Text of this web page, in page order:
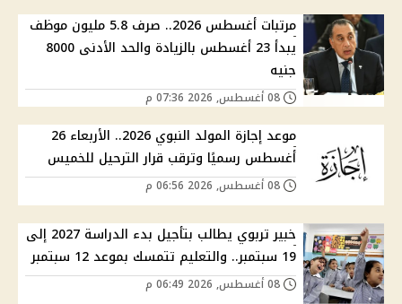
مرتبات أغسطس 2026.. صرف 5.8 مليون موظف
يبدأ 23 أغسطس بالزيادة والحد الأدنى 8000
جنيه
موعد إجازة المولد النبوي 2026.. الأربعاء 26
أغسطس رسميًا وترقب قرار الترحيل للخميس
خبير تربوي يطالب بتأجيل بدء الدراسة 2027 إلى
19 سبتمبر.. والتعليم تتمسك بموعد 12 سبتمبر